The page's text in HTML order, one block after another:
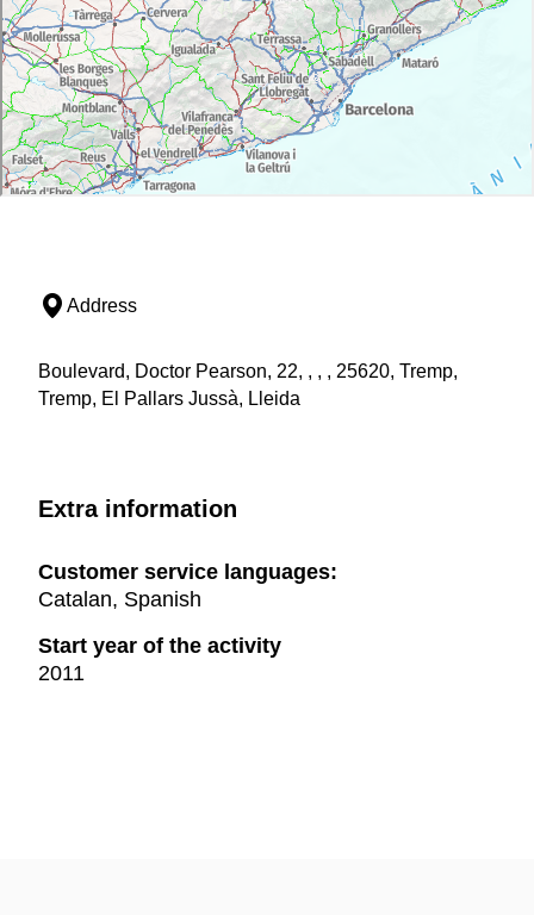
Address
Boulevard, Doctor Pearson, 22, , , , 25620, Tremp,
Tremp, El Pallars Jussà, Lleida
Extra information
Customer service languages:
Catalan, Spanish
Start year of the activity
2011